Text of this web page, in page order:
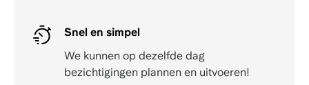
Snel en simpel
We kunnen op dezelfde dag
bezichtigingen plannen en uitvoeren!